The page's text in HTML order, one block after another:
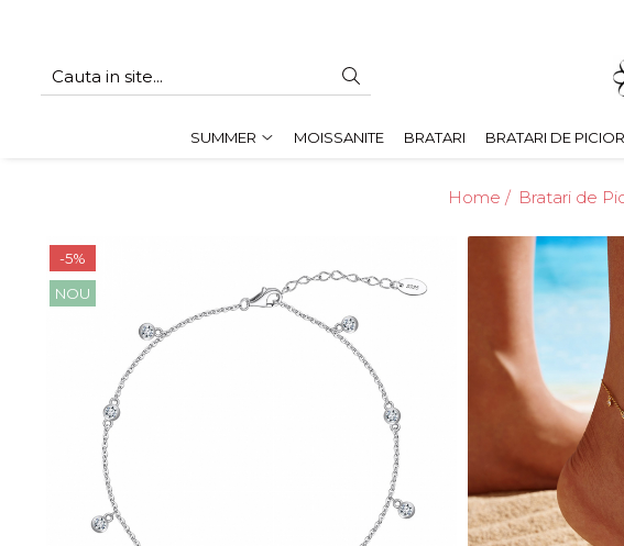
SUMMER
SUMMER MOISSANITE BRATARI BRATARI DE PICIOR
Home / Bratari de
-5%
NOU